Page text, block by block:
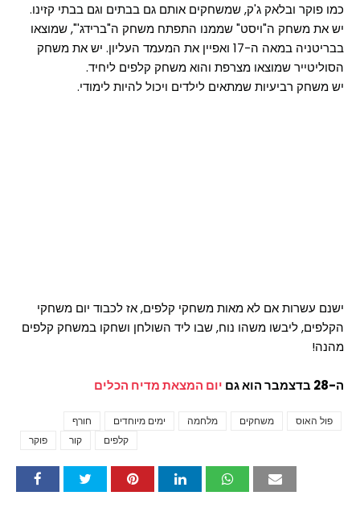
כמו פוקר ובלאק ג'ק, שמשחקים אותם גם בבתים וגם בבתי קזינו.
יש את משחק ה"ויסט" שממנו התפתח משחק ה"ברידג'", שמוצאו
בבריטניה במאה ה-17 ואפיין את המעמד העליון. יש את משחק
הסוליטייר שמוצאו מצרפת והוא משחק קלפים ליחיד.
יש משחק רביעיות שמתאים לילדים ויכול להיות לימודי.
ישנם עשרות אם לא מאות משחקי קלפים, אז לכבוד יום משחקי
הקלפים, ליבשו משהו נוח, שבו ליד השולחן ושחקו במשחק קלפים
מהנה!
ה-28 בדצמבר הוא גם יום המצאת מדיח הכלים
חורף ימים מיוחדים מלחמה משחקים
פול האוס
פוקר
קור קלפים